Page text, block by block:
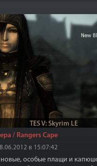
TES V: Skyrim LE
/ Rangers Cape
в 15:07:42
новые, особые плащи и